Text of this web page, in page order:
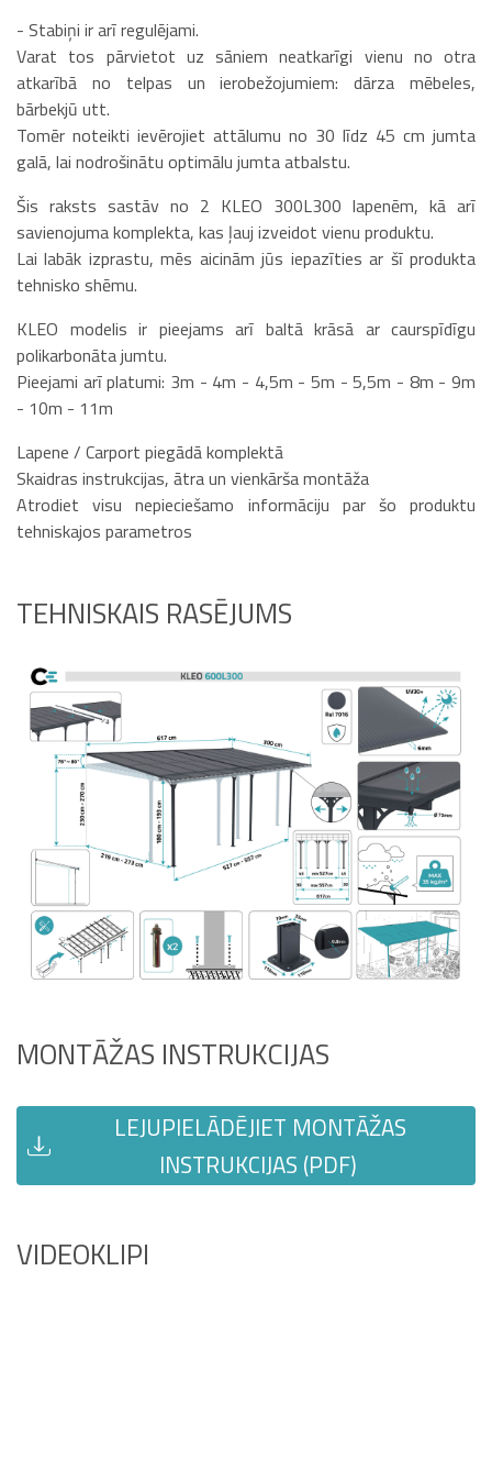
- Stabiņi ir arī regulējami.
Varat tos pārvietot uz sāniem neatkarīgi vienu no otra
atkarībā no telpas un ierobežojumiem: dārza mēbeles,
bārbekjū utt.
Tomēr noteikti ievērojiet attālumu no 30 līdz 45 cm jumta
galā, lai nodrošinātu optimālu jumta atbalstu.
Šis raksts sastāv no 2 KLEO 300L300 lapenēm, kā arī
savienojuma komplekta, kas ļauj izveidot vienu produktu.
Lai labāk izprastu, mēs aicinām jūs iepazīties ar šī produkta
tehnisko shēmu.
KLEO modelis ir pieejams arī baltā krāsā ar caurspīdīgu
polikarbonāta jumtu.
Pieejami arī platumi: 3m - 4m - 4,5m - 5m - 5,5m - 8m - 9m
- 10m - 11m
Lapene / Carport piegādā komplektā
Skaidras instrukcijas, ātra un vienkārša montāža
Atrodiet visu nepieciešamo informāciju par šo produktu
tehniskajos parametros
TEHNISKAIS RASĒJUMS
MONTĀŽAS INSTRUKCIJAS
LEJUPIELĀDĒJIET MONTĀŽAS
INSTRUKCIJAS (PDF)
VIDEOKLIPI